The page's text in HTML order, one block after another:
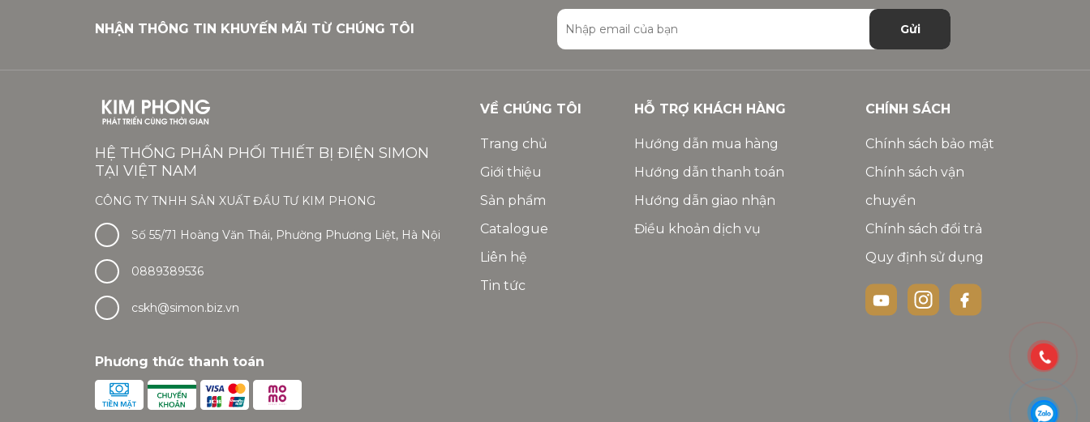
NHẬN THÔNG TIN KHUYẾN MÃI TỪ CHÚNG TÔI Gửi
HỆ THỐNG PHÂN PHỐI THIẾT BỊ ĐIỆN SIMON
TẠI VIỆT NAM
CÔNG TY TNHH SẢN XUẤT ĐẦU TƯ KIM PHONG
Số 55/71 Hoàng Văn Thái, Phường Phương Liệt, Hà Nội
0889389536
cskh@simon.biz.vn
Phương thức thanh toán
VỀ CHÚNG TÔI
Trang chủ
Giới thiệu
Sản phẩm
Catalogue
Liên hệ
Tin tức
HỖ TRỢ KHÁCH HÀNG
Hướng dẫn mua hàng
Hướng dẫn thanh toán
Hướng dẫn giao nhận
Điều khoản dịch vụ
CHÍNH SÁCH
Chính sách bảo mật
Chính sách vận
chuyển
Chính sách đổi trả
Quy định sử dụng